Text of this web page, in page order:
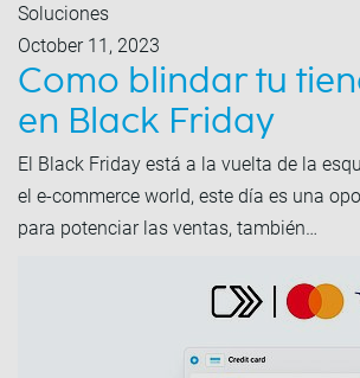
Soluciones
October 11, 2023
Como blindar tu
en Black Friday
El Black Friday está a la vuelta de la
el e-commerce world, este día es una
para potenciar las ventas, también…